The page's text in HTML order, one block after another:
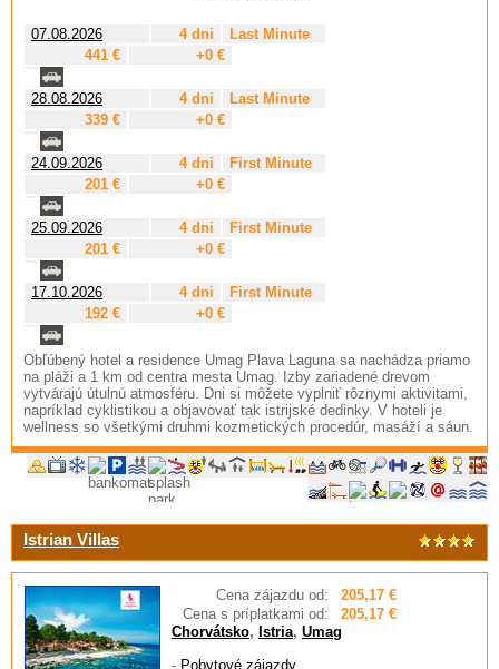
07.08.2026 4 dni
Last Minute
441 €
+0 €
28.08.2026 4 dni
Last Minute
339 €
+0 €
24.09.2026 4 dni
First Minute
201 €
+0 €
25.09.2026 4 dni
First Minute
201 €
+0 €
17.10.2026 4 dni
First Minute
192 €
+0 €
Obľúbený hotel a residence Umag Plava Laguna sa nachádza priamo
na pláži a 1 km od centra mesta Umag. Izby zariadené drevom
vytvárajú útulnú atmosféru. Dni si môžete vyplniť rôznymi aktivitami,
napríklad cyklistikou a objavovať tak istrijské dedinky. V hoteli je
wellness so všetkými druhmi kozmetických procedúr, masáží a sáun.
Istrian Villas
Cena zájazdu od:
205,17 €
Cena s príplatkami od:
205,17 €
Chorvátsko, Istria, Umag
- Pobytové zájazdy